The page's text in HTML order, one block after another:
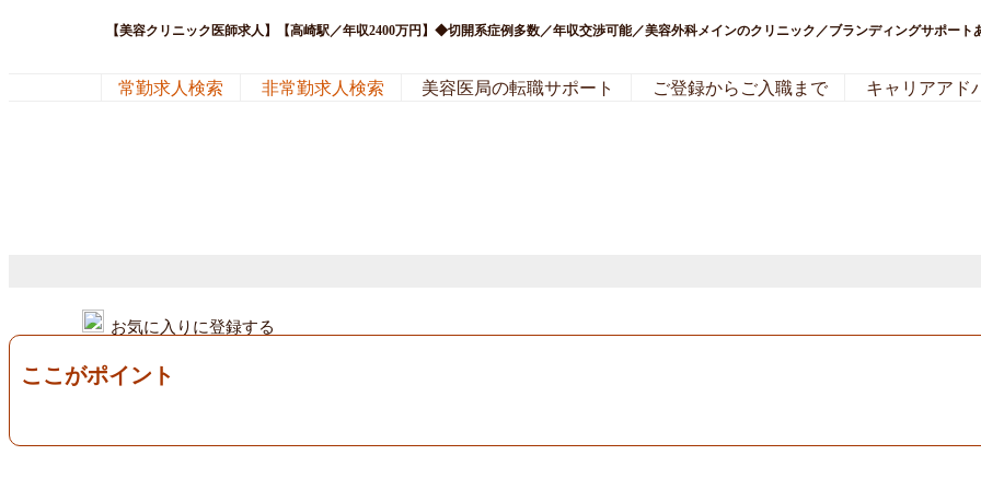
【美容クリニック医師求人】【高崎駅／年収2400万円】◆切開系症例多数／年収交渉可能／美容外科メインのクリニック／ブランディングサポー
常勤求人検索 非常勤求人検索 美容医局の転職サポート ご登録からご入職まで キャリアアド
お気に入りに登録する
ここがポイント